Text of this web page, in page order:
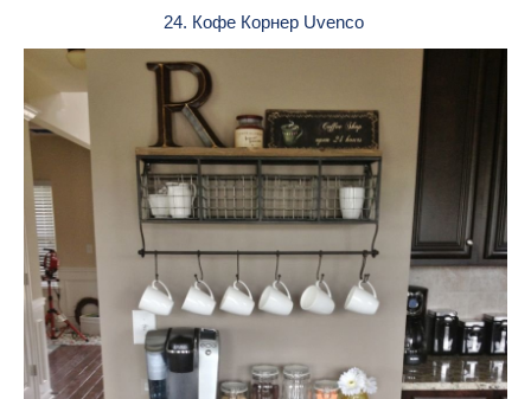
24. Кофе Корнер Uvenco